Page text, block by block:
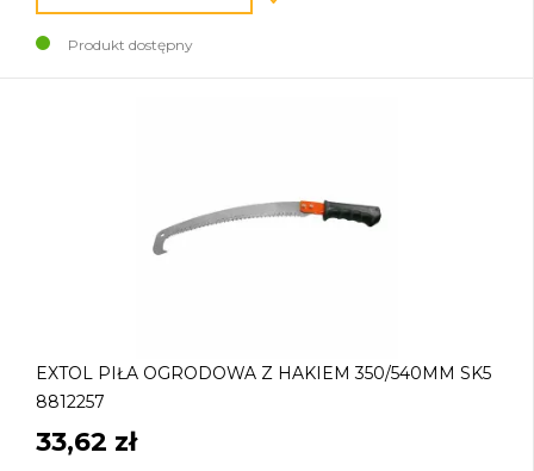
Produkt dostępny
EXTOL PIŁA OGRODOWA Z HAKIEM 350/540MM SK5
8812257
33,62 zł